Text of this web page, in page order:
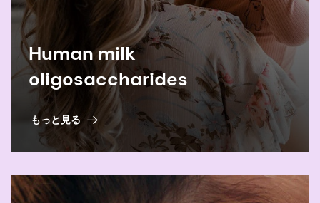
Barrett EG, Buck R. Human milk
oligosaccharides enhance innate immunity to
respiratory syncytial virus and influenza in
vitro. Food and Nutrition Sciences.
2014;5:1387-1398.
Al-
Khafaji AH, Jepsen SD, Christensen KR, Vigsnæs
に インパクトを与えるヒト乳 オリゴ糖の可能
Human milk
oligosaccharides
もっと見る